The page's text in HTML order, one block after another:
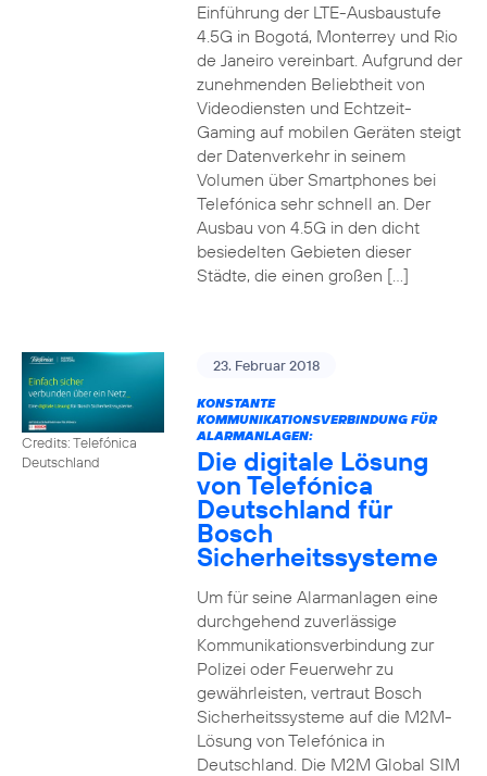
Einführung der LTE-Ausbaustufe
4.5G in Bogotá, Monterrey und Rio
de Janeiro vereinbart. Aufgrund der
zunehmenden Beliebtheit von
Videodiensten und Echtzeit-
Gaming auf mobilen Geräten steigt
der Datenverkehr in seinem
Volumen über Smartphones bei
Telefónica sehr schnell an. Der
Ausbau von 4.5G in den dicht
besiedelten Gebieten dieser
Städte, die einen großen […]
Credits: Telefónica
Deutschland
23. Februar 2018
KONSTANTE
KOMMUNIKATIONSVERBINDUNG FÜR
ALARMANLAGEN:
Die digitale Lösung
von Telefónica
Deutschland für
Bosch
Sicherheitssysteme
Um für seine Alarmanlagen eine
durchgehend zuverlässige
Kommunikationsverbindung zur
Polizei oder Feuerwehr zu
gewährleisten, vertraut Bosch
Sicherheitssysteme auf die M2M-
Lösung von Telefónica in
Deutschland. Die M2M Global SIM